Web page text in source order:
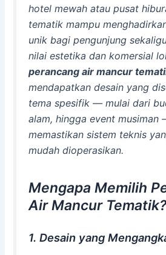
hotel mewah atau pusat
tematik mampu
unik bagi pengunjung
nilai estetika dan komersial
perancang air mancur
mendapatkan desain yang
tema spesifik — mulai dari
alam, hingga event musiman
memastikan sistem teknis
mudah dioperasikan.
Mengapa Memilih
Air Mancur
1. Desain yang